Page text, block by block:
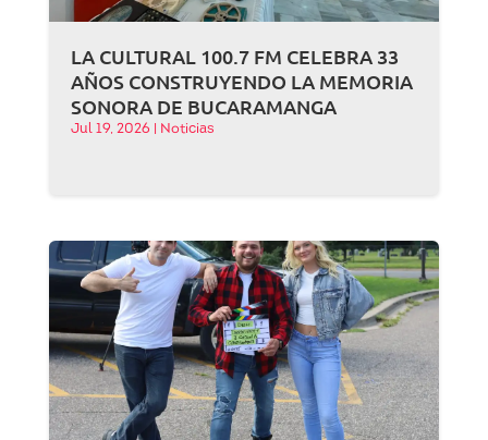
LA CULTURAL 100.7 FM CELEBRA 33
AÑOS CONSTRUYENDO LA MEMORIA
SONORA DE BUCARAMANGA
Jul 19, 2026 Noticias